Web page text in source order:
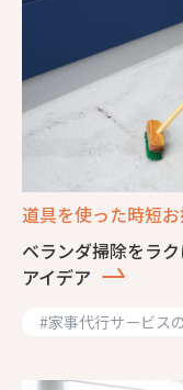
道具を使った時短
ベランダ掃除をラ
アイデア
#家事代行サービス